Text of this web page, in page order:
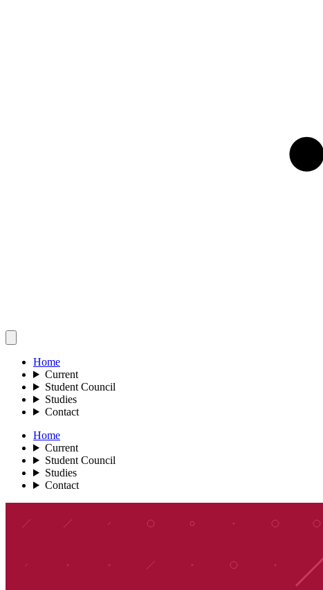
Home
Current
Student Council
Studies
Contact
Home
Current
Student Council
Studies
Contact